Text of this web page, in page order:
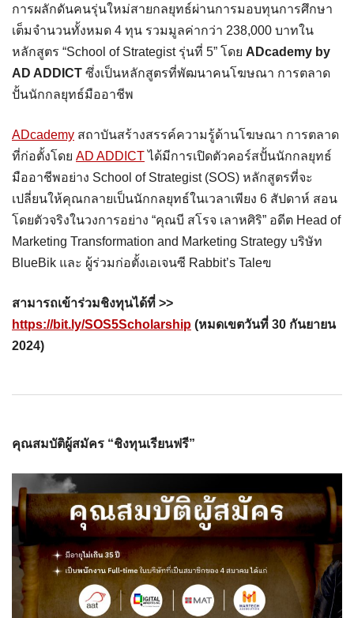
การผลักดันคนรุ่นใหม่สายกลยุทธ์ผ่านการมอบทุนการศึกษา
เต็มจำนวนทั้งหมด 4 ทุน รวมมูลค่ากว่า 238,000 บาทใน
หลักสูตร “School of Strategist รุ่นที่ 5” โดย ADcademy by
AD ADDICT ซึ่งเป็นหลักสูตรที่พัฒนาคนโฆษณา การตลาด
ปั้นนักกลยุทธ์มืออาชีพ
ADcademy สถาบันสร้างสรรค์ความรู้ด้านโฆษณา การตลาด
ที่ก่อตั้งโดย AD ADDICTได้มีการเปิดตัวคอร์สปั้นนักกลยุทธ์
มืออาชีพอย่าง School of Strategist (SOS) หลักสูตรที่จะ
เปลี่ยนให้คุณกลายเป็นนักกลยุทธ์ในเวลาเพียง 6 สัปดาห์ สอน
โดยตัวจริงในวงการอย่าง “คุณบี สโรจ เลาหศิริ” อดีต Head of
Marketing Transformation and Marketing Strategy บริษัท
BlueBik และ ผู้ร่วมก่อตั้งเอเจนซี Rabbit’s Taleฃ
สามารถเข้าร่วมชิงทุนได้ที่ >>
https://bit.ly/SOS5Scholarship (หมดเขตวันที่ 30 กันยายน
2024)
คุณสมบัติผู้สมัคร “ชิงทุนเรียนฟรี”